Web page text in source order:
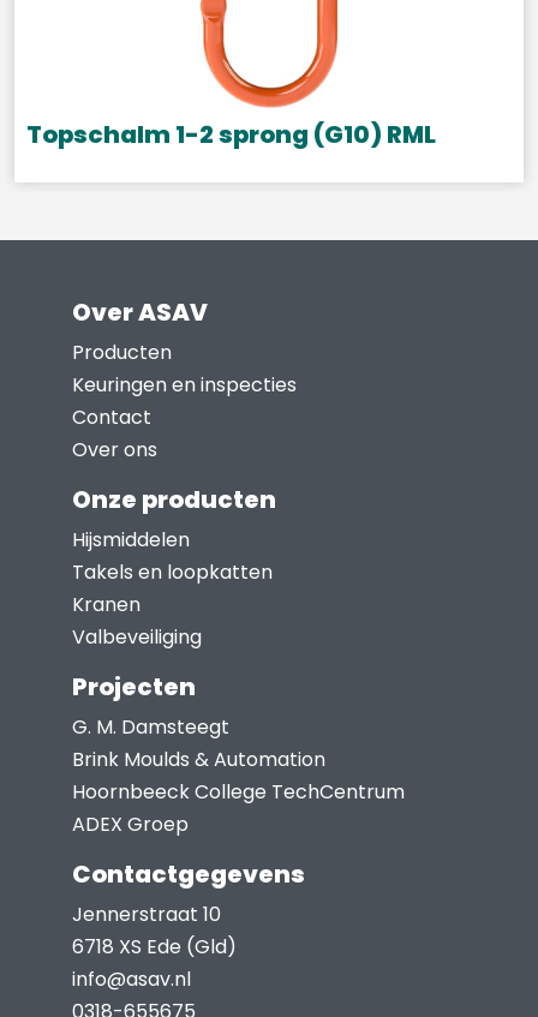
gekozen
worden
op
Topschalm 1-2 sprong (G10) RML
Over ASAV
Producten
Keuringen en inspecties
Contact
Over ons
Onze producten
Hijsmiddelen
Takels en loopkatten
Kranen
Valbeveiliging
Projecten
G. M. Damsteegt
Brink Moulds & Automation
Hoornbeeck College TechCentrum
ADEX Groep
Contactgegevens
Jennerstraat 10
6718 XS Ede (Gld)
info@asav.nl